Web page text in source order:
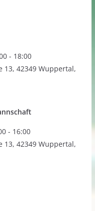
- 18:00
13, 42349 Wuppertal,
- 16:00
13, 42349 Wuppertal,